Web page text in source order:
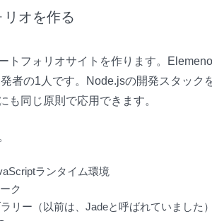
オを作る
トフォリオサイトを作ります。
者の1人です。Node.jsの開発スタック
も同じ原則で応用できます。
ランタイム環境
ク
リー（以前は、Jadeと呼ばれていました）